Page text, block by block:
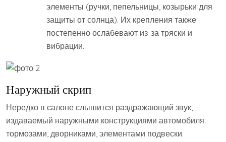
элементы (ручки, пепельницы, козырьки для
защиты от солнца). Их крепления также
постепенно ослабевают из-за тряски и
вибрации.
Наружный скрип
Нередко в салоне слышится раздражающий звук,
издаваемый наружными конструкциями автомобиля:
тормозами, дворниками, элементами подвески.